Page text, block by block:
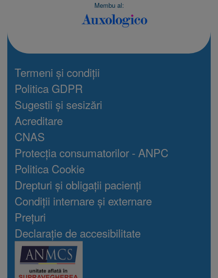
Membu al:
Termeni și condiții
Politica GDPR
Sugestii și sesizări
Acreditare
CNAS
Protecția consumatorilor - ANPC
Politica Cookie
Drepturi și obligații pacienți
Condiții internare și externare
Prețuri
Declarație de accesibilitate